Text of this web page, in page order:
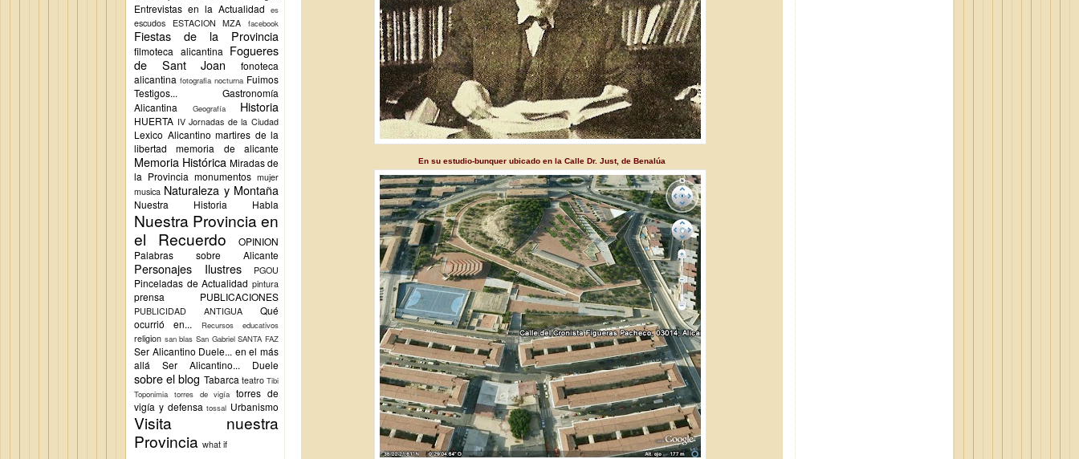
Entrevistas en la Actualidad es
escudos ESTACION MZA facebook
Fiestas de la Provincia
filmoteca alicantina Fogueres
de Sant Joan
fonoteca
alicantina fotografia nocturna Fuimos
Testigos...
Gastronomía
Alicantina
Geografía Historia
HUERTA IV Jornadas de la Ciudad
Lexico Alicantino martires de la
libertad
memoria de alicante
Memoria Histórica Miradas de
la Provincia monumentos mujer
musica Naturaleza y Montaña
Nuestra Historia Habla
Nuestra Provincia en
el Recuerdo
OPINION
Palabras sobre Alicante
Personajes Ilustres PGOU
Pinceladas de Actualidad pintura
prensa PUBLICACIONES
PUBLICIDAD ANTIGUA
Qué
ocurrió en...
Recursos educativos
religion san blas San Gabriel SANTA FAZ
Ser Alicantino Duele... en el más
allá
Ser Alicantino... Duele
sobre el blog Tabarca teatro Tibi
Toponimia torres de vigía torres de
vigía y defensa tossal Urbanismo
Visita nuestra
Provincia what if
En su estudio-bunquer ubicado en la Calle Dr. Just, de Benalúa